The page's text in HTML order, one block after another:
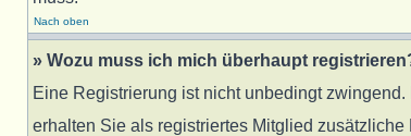
Nach oben
» Wozu muss ich mich überhaupt
Eine Registrierung ist nicht unbedingt
erhalten Sie als registriertes Mitglied